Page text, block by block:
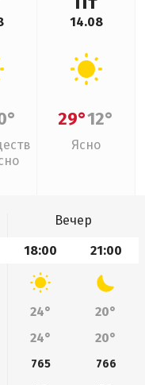
14.08
29°12°
Ясно
Вечер
18:00 21:00
24°
20°
24° 20°
765
766